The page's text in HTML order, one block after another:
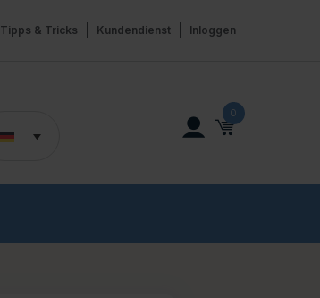
Inloggen
Kundendienst
Tipps & Tricks
0